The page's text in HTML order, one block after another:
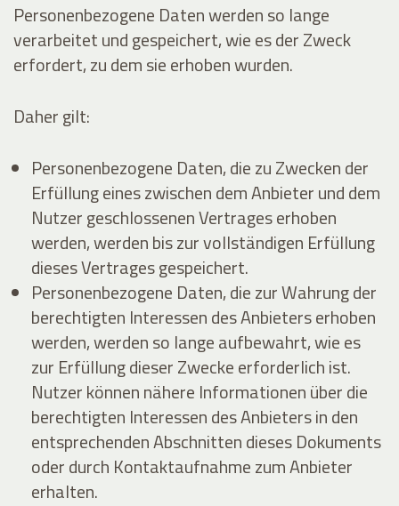
Personenbezogene Daten werden so lange
verarbeitet und gespeichert, wie es der Zweck
erfordert, zu dem sie erhoben wurden.
Daher gilt:
Personenbezogene Daten, die zu Zwecken der
Erfüllung eines zwischen dem Anbieter und dem
Nutzer geschlossenen Vertrages erhoben
werden, werden bis zur vollständigen Erfüllung
dieses Vertrages gespeichert.
Personenbezogene Daten, die zur Wahrung der
berechtigten Interessen des Anbieters erhoben
werden, werden so lange aufbewahrt, wie es
zur Erfüllung dieser Zwecke erforderlich ist.
Nutzer können nähere Informationen über die
berechtigten Interessen des Anbieters in den
entsprechenden Abschnitten dieses Dokuments
oder durch Kontaktaufnahme zum Anbieter
erhalten.